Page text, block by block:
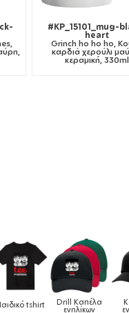
#KP_15101_mug-
heart
Grinch ho ho ho,
καρδιά χερούλι
κεραμική, 330ml
tshirt Drill Καπέλα
ενηλίκων